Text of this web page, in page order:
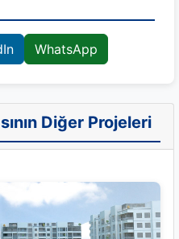
WhatsApp
Diğer Projeleri